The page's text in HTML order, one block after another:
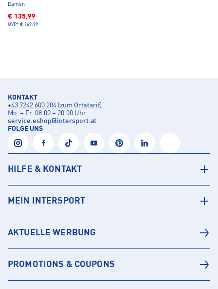
Damen
€ 135,99
UVP* € 169,99
KONTAKT
+43 7242 600 204 (zum Ortstarif)
Mo. – Fr. 08:00 – 20:00 Uhr
service.eshop@intersport.at
FOLGE UNS
HILFE & KONTAKT
MEIN INTERSPORT
AKTUELLE WERBUNG
PROMOTIONS & COUPONS